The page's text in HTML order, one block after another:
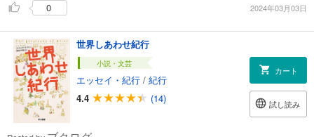
0 2024年03月03日
世界しあわせ紀行
小説・文芸
エッセイ・紀行 / 紀行
4.4
(14)
カート
試し読み